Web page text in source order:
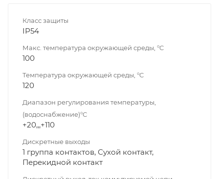
Класс защиты
IP54
Макс. температура окружающей среды, °C
100
Температура окружающей среды, °C
120
Диапазон регулирования температуры,
(водоснабжение)°C
+20,,,+110
Дискретные выходы
1 группа контактов, Сухой контакт,
Перекидной контакт